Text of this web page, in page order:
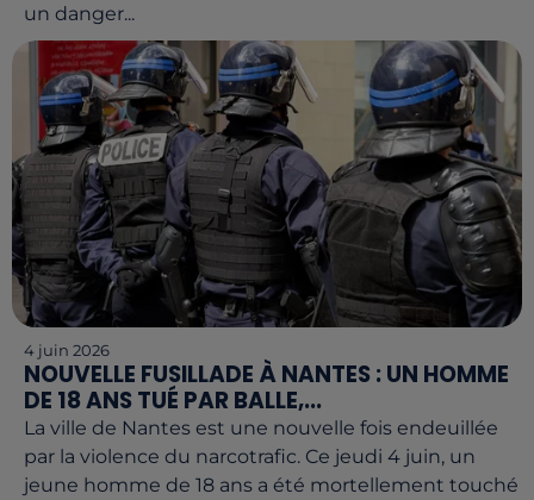
un danger...
4 juin 2026
NOUVELLE FUSILLADE À NANTES : UN HOMME
DE 18 ANS TUÉ PAR BALLE,...
La ville de Nantes est une nouvelle fois endeuillée
par la violence du narcotrafic. Ce jeudi 4 juin, un
jeune homme de 18 ans a été mortellement touché